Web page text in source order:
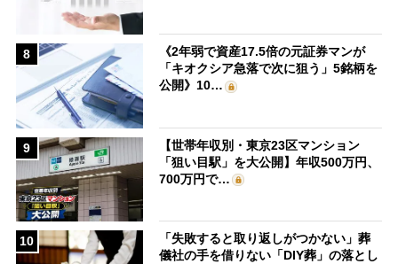
8
《2年弱で資産17.5倍の元証券マンが
「キオクシア急落で次に狙う」5銘柄を
公開》10…
9
【世帯年収別・東京23区マンション
「狙い目駅」を大公開】年収500万円、
700万円で…
10
「失敗すると取り返しがつかない」葬
儀社の手を借りない「DIY葬」の落とし